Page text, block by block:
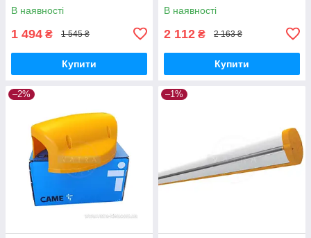
В наявності
1 494 ₴ 1 545 ₴
Купити
В наявності
2 112 ₴ 2 163 ₴
Купити
–2% –1%